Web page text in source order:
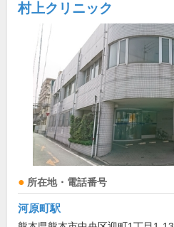
村上クリニック
所在地・電話番号
河原町駅